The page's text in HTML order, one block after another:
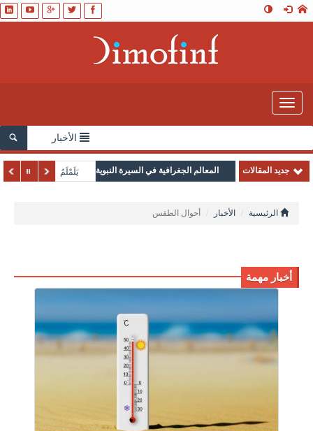
Toggle
navigation
الأخبار
جديد المقالات المعالم الجغرافية في السيرة النبوية يَلَمْلَمُ
الرئيسية الأخبار أحوال الطقس
أخبار مهمة